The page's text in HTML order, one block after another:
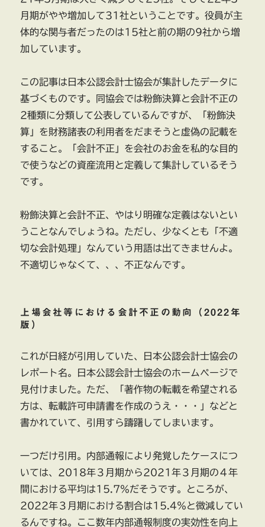
月期がやや増加して31社ということです。役員が主
体的な関与者だったのは15社と前の期の9社から増
加しています。
この記事は日本公認会計士協会が集計したデータに
基づくものです。同協会では粉飾決算と会計不正の
2種類に分類して公表しているんですが、「粉飾決
算」を財務諸表の利用者をだまそうと虚偽の記載を
すること。「会計不正」を会社のお金を私的な目的
で使うなどの資産流用と定義して集計しているそう
です。
粉飾決算と会計不正、やはり明確な定義はないとい
うことなんでしょうね。ただし、少なくとも「不適
切な会計処理」なんていう用語は出てきませんよ。
不適切じゃなくて、、、不正なんです。
上場会社等における会計不正の動向（2022年
版）
これが日経が引用していた、日本公認会計士協会の
レポート名。日本公認会計士協会のホームページで
見付けました。ただ、「著作物の転載を希望される
方は、転載許可申請書を作成のうえ・・・」などと
書かれていて、引用すら躊躇してしまいます。
一つだけ引用。内部通報により発覚したケースにつ
いては、2018年３月期から2021年３月期の４年
間における平均は15.7％だそうです。ところが、
2022年３月期における割合は15.4％と微減してい
るんですね。ここ数年内部通報制度の実効性を向上